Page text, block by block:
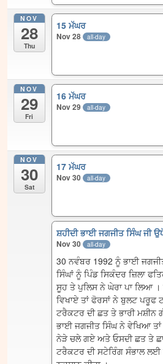
NOV
28
Thu
15 ਮੱਘਰ
Nov 28 all-day
NOV
29
Fri
16 ਮੱਘਰ
Nov 29 all-day
NOV
30
Sat
17 ਮੱਘਰ
Nov 30 all-day
ਸ਼ਹੀਦੀ ਭਾਈ ਜਗਜੀਤ ਸਿੰਘ ਜੀ
Nov 30 all-day
30 ਨਵੰਬਰ 1992 ਨੂੰ ਭਾਈ
ਸਿੰਘਾਂ ਨੂੰ ਪਿੰਡ ਸਿਕੰਦਰ ਜ਼ਿਲਾ
ਸੂਹ ਤੇ ਪੁਲਿਸ ਨੇ ਘੇਰਾ ਪਾ ਲਿਆ
ਵਿਖਾਏ ਤਾਂ ਫੋਰਸਾਂ ਨੇ ਬੁਲਟ ਪਰੂਫ
ਟਰੈਕਟਰ ਦੀ ਛਤ ਤੇ ਭਾਰੀ
ਭਾਈ ਜਗਜੀਤ ਸਿੰਘ ਨੇ ਵੇਖਿਆ
ਨੇੜੇ ਚਲੇ ਗਏ ਅਤੇ ਓਸਦੀ ਛਤ ਤੇ
ਟਰੈਕਟਰ ਦੀ ਸਟੇਰਿੰਗ ਸੰਭਾਲ ਲਈ